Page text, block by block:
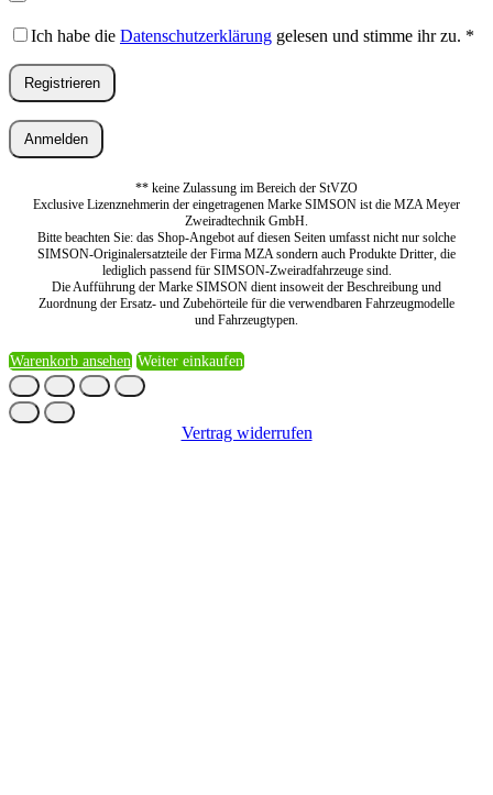
Ich habe die Datenschutzerklärung gelesen und stimme ihr zu. *
Registrieren
Anmelden
** keine Zulassung im Bereich der StVZO
Exclusive Lizenznehmerin der eingetragenen Marke SIMSON ist die MZA Meyer
Zweiradtechnik GmbH.
Bitte beachten Sie: das Shop-Angebot auf diesen Seiten umfasst nicht nur solche
SIMSON-Originalersatzteile der Firma MZA sondern auch Produkte Dritter, die
lediglich passend für SIMSON-Zweiradfahrzeuge sind.
Die Aufführung der Marke SIMSON dient insoweit der Beschreibung und
Zuordnung der Ersatz- und Zubehörteile für die verwendbaren Fahrzeugmodelle
und Fahrzeugtypen.
Warenkorb ansehen Weiter einkaufen
Vertrag widerrufen